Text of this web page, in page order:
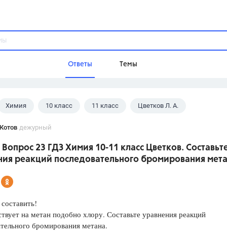
Ответы Темы
Домашнее задание
Разумовская М.М., Габриелян
Химия 10 класс 11 класс Цветков Л. А.
дежурный
Вопрос 23 ГДЗ Химия 10-11 класс Цветков.
реакций последовательного бромирования
на метан подобно хлору. Составьте уравнения реакций
бромирования метана.